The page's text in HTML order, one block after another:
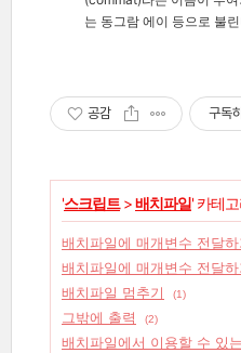
는 동그람 에이 등으로 불
공감 구독
'스크립트>배치파일' 카테
배치파일에 매개변수 전달
배치파일에 매개변수 전달하
배치파일 멈추기
(1)
그밖에 출력
(2)
배치파일에서 이용할 수 있